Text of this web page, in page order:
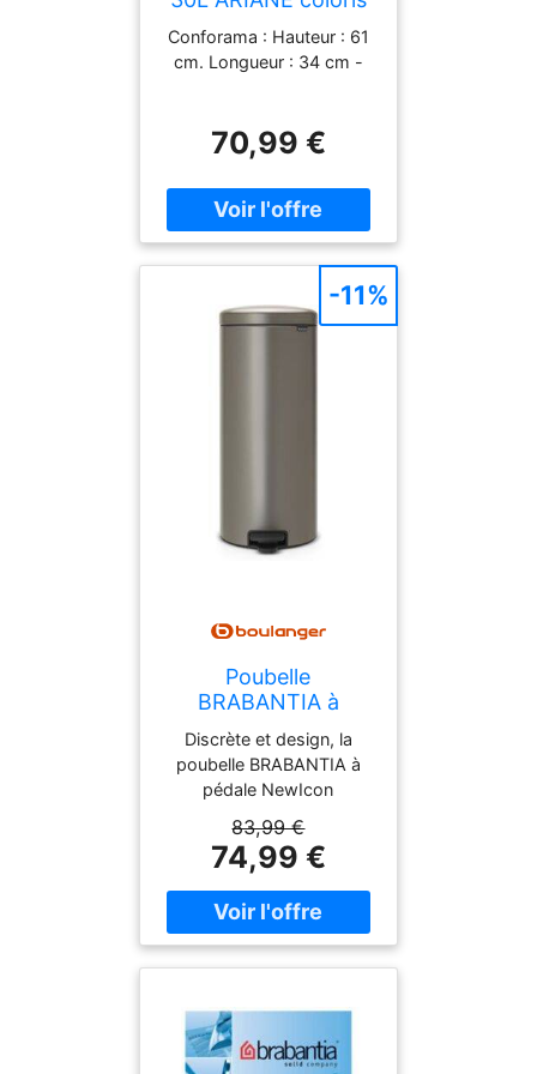
vert
Conforama : Hauteur : 61
cm. Longueur : 34 cm -
70,99 €
Poubelle
BRABANTIA à
pédale NewIcon 30L
Discrète et design, la
poubelle BRABANTIA à
pédale NewIcon
dans tous les intérieurs.
Elle possède une grande
capacité de 30 litres ainsi
qu'une fermeture douce,
pour une utilisation
confortable. Une poubelle
grande capacité Grâce à
son design moderne et
élégant, la poubelle
83,99 €
74,99 €
-11%